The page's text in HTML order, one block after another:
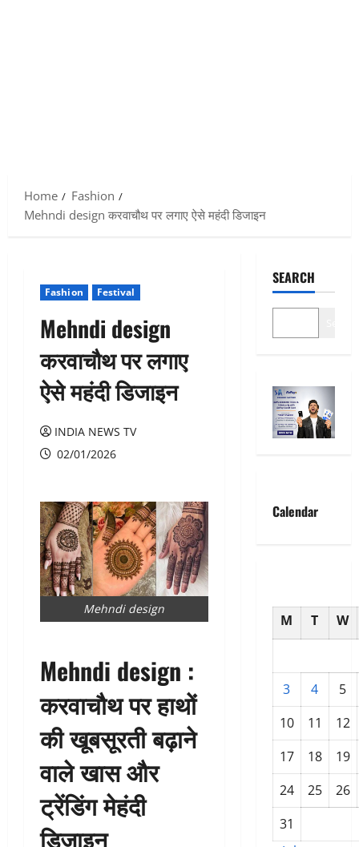
Home
Fashion
Mehndi design करवाचौथ पर लगाए ऐसे महंदी डिजाइन
Fashion Festival
Mehndi design
करवाचौथ पर लगाए
ऐसे महंदी डिजाइन
INDIA NEWS TV
02/01/2026
Mehndi design
Mehndi design :
करवाचौथ पर हाथों
की खूबसूरती बढ़ाने
वाले खास और
ट्रेंडिंग मेहंदी
डिजाइन
SEARCH
Calendar
M T W
3 4
5
10
11
12
17
18
19
24
25
26
31